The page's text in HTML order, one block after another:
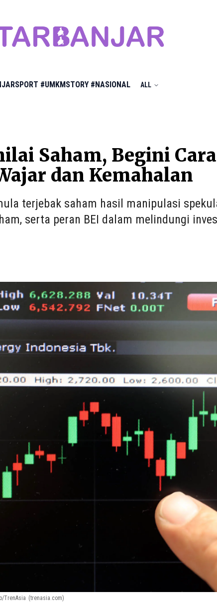
#UMKMSTORY #NASIONAL ALL
Saham, Begini
dan Kemahalan
terjebak saham hasil manipulasi
serta peran BEI dalam melindungi
TrenAsia (trenasia.com)